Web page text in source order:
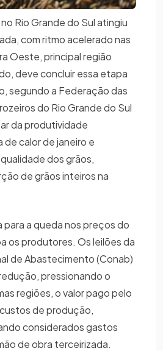
Rio Grande do Sul atingiu
com ritmo acelerado nas
Oeste, principal região
deve concluir essa etapa
segundo a Federação das
do Rio Grande do Sul
da produtividade
calor de janeiro e
dos grãos,
de grãos inteiros na
para a queda nos preços do
os produtores. Os leilões da
de Abastecimento (Conab)
pressionando o
regiões, o valor pago pelo
de produção,
considerados gastos
de obra terceirizada.